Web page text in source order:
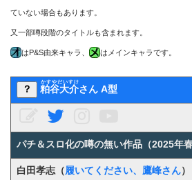
ていない場合もあります。
又一部噂段階のタイトルも含まれます。
はP&S由来キャラ、 はメインキャラです。
？ 粕谷大介
かすやだいすけ
さん A型
パチ＆スロ化の噂の無い作品（2025年春
白田孝志（履いてください、鷹峰さん）